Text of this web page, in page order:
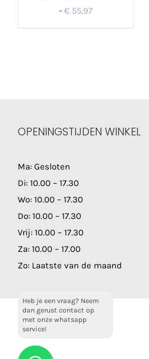
-€ 55,97
OPENINGSTIJDEN WINKEL
Ma: Gesloten
Di: 10.00 – 17.30
Wo: 10.00 – 17.30
Do: 10.00 – 17.30
Vrij: 10.00 – 17.30
Za: 10.00 – 17.00
Zo: Laatste van de maand
Heb je een vraag? Neem
dan gerust contact op
met onze whatsapp
service!